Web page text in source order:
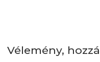
Vélemény,